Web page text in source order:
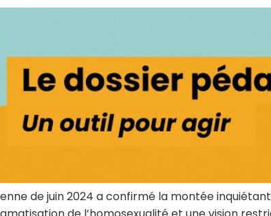
de juin 2024 a confirmé la montée